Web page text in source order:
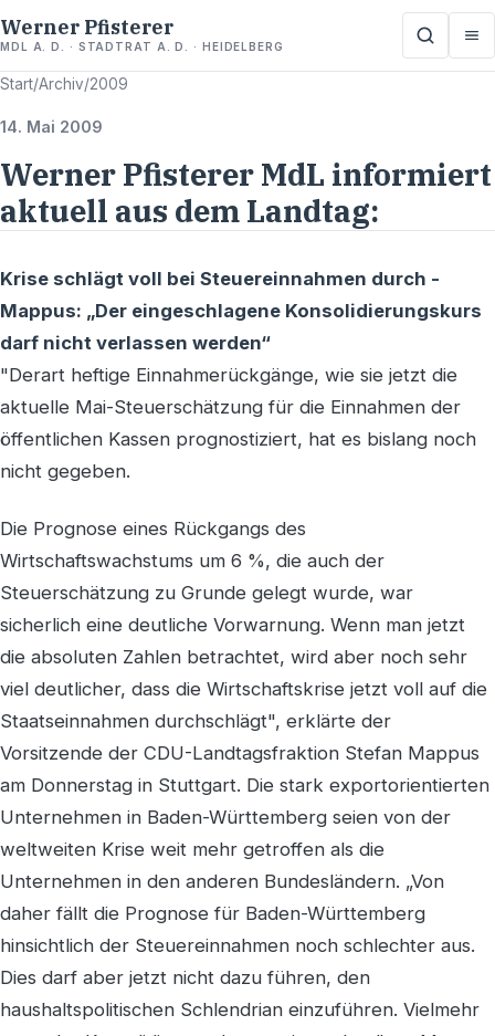
Werner Pfisterer
MDL A. D. · STADTRAT A. D. · HEIDELBERG
Start/Archiv/2009
14. Mai 2009
Werner Pfisterer MdL informiert
aktuell aus dem Landtag:
Krise schlägt voll bei Steuereinnahmen durch -
Mappus: „Der eingeschlagene Konsolidierungskurs
darf nicht verlassen werden“
"Derart heftige Einnahmerückgänge, wie sie jetzt die
aktuelle Mai-Steuerschätzung für die Einnahmen der
öffentlichen Kassen prognostiziert, hat es bislang noch
nicht gegeben.
Die Prognose eines Rückgangs des
Wirtschaftswachstums um 6 %, die auch der
Steuerschätzung zu Grunde gelegt wurde, war
sicherlich eine deutliche Vorwarnung. Wenn man jetzt
die absoluten Zahlen betrachtet, wird aber noch sehr
viel deutlicher, dass die Wirtschaftskrise jetzt voll auf die
Staatseinnahmen durchschlägt", erklärte der
Vorsitzende der CDU-Landtagsfraktion Stefan Mappus
am Donnerstag in Stuttgart. Die stark exportorientierten
Unternehmen in Baden-Württemberg seien von der
weltweiten Krise weit mehr getroffen als die
Unternehmen in den anderen Bundesländern. „Von
daher fällt die Prognose für Baden-Württemberg
hinsichtlich der Steuereinnahmen noch schlechter aus.
Dies darf aber jetzt nicht dazu führen, den
haushaltspolitischen Schlendrian einzuführen. Vielmehr